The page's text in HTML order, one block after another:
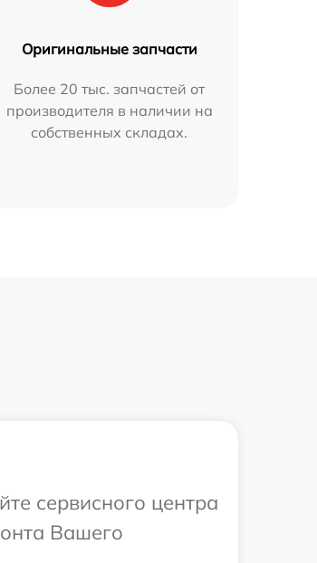
Оригинальные запчасти
Более 20 тыс. запчастей от
производителя в наличии на
собственных складах.
сервисного центра
Вашего